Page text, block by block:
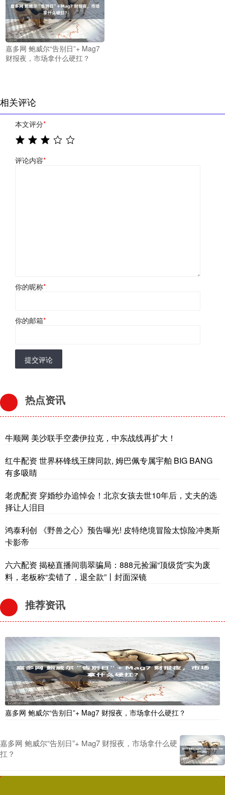
嘉多网 鲍威尔“告别日”+ Mag7
财报夜，市场拿什么硬扛？
相关评论
本文评分*
评论内容*
你的昵称*
你的邮箱*
提交评论
热点资讯
牛顺网 美沙联手空袭伊拉克，中东战线再扩大！
红牛配资 世界杯锋线王牌同款, 姆巴佩专属宇舶 BIG BANG
有多吸睛
老虎配资 穿婚纱办追悼会！北京女孩去世10年后，丈夫的选
择让人泪目
鸿泰利创 《野兽之心》预告曝光! 皮特绝境冒险太惊险冲奥斯
卡影帝
六六配资 揭秘直播间翡翠骗局：888元捡漏“顶级货”实为废
料，老板称“卖错了，退全款”丨封面深镜
推荐资讯
嘉多网 鲍威尔“告别日”+ Mag7 财报夜，市场拿什么硬扛？
嘉多网 鲍威尔“告别日”+ Mag7 财报夜，市场拿什么硬
扛？